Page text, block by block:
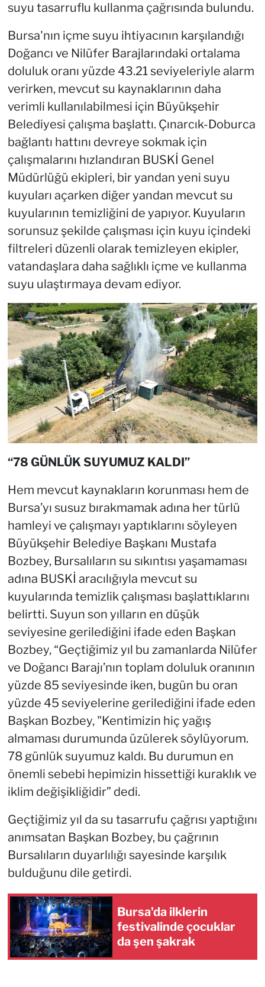
suyu tasarruflu kullanma çağrısında bulundu.
Bursa'nın içme suyu ihtiyacının karşılandığı
Doğancı ve Nilüfer Barajlarındaki ortalama
doluluk oranı yüzde 43.21 seviyeleriyle alarm
verirken, mevcut su kaynaklarının daha
verimli kullanılabilmesi için Büyükşehir
Belediyesi çalışma başlattı. Çınarcık-Doburca
bağlantı hattını devreye sokmak için
çalışmalarını hızlandıran BUSKİ Genel
Müdürlüğü ekipleri, bir yandan yeni suyu
kuyuları açarken diğer yandan mevcut su
kuyularının temizliğini de yapıyor. Kuyuların
sorunsuz şekilde çalışması için kuyu içindeki
filtreleri düzenli olarak temizleyen ekipler,
vatandaşlara daha sağlıklı içme ve kullanma
suyu ulaştırmaya devam ediyor.
“78 GÜNLÜK SUYUMUZ KALDI”
Hem mevcut kaynakların korunması hem de
Bursa’yı susuz bırakmamak adına her türlü
hamleyi ve çalışmayı yaptıklarını söyleyen
Büyükşehir Belediye Başkanı Mustafa
Bozbey, Bursalıların su sıkıntısı yaşamaması
adına BUSKİ aracılığıyla mevcut su
kuyularında temizlik çalışması başlattıklarını
belirtti. Suyun son yılların en düşük
seviyesine gerilediğini ifade eden Başkan
Bozbey, “Geçtiğimiz yıl bu zamanlarda Nilüfer
ve Doğancı Barajı’nın toplam doluluk oranının
yüzde 85 seviyesinde iken, bugün bu oran
yüzde 45 seviyelerine gerilediğini ifade eden
Başkan Bozbey, "Kentimizin hiç yağış
almaması durumunda üzülerek söylüyorum.
78 günlük suyumuz kaldı. Bu durumun en
önemli sebebi hepimizin hissettiği kuraklık ve
iklim değişikliğidir” dedi.
Geçtiğimiz yıl da su tasarrufu çağrısı yaptığını
anımsatan Başkan Bozbey, bu çağrının
Bursalıların duyarlılığı sayesinde karşılık
bulduğunu dile getirdi.
Bursa'da ilklerin
festivalinde çocuklar
da şen şakrak